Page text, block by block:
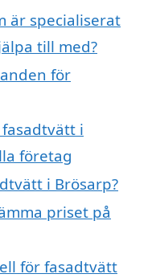
är specialiserat
till med?
för
i
företag
i Brösarp?
priset på
för fasadtvätt